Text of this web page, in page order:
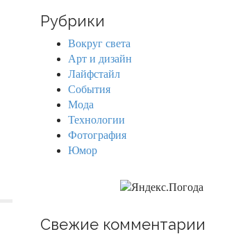
c
Рубрики
Вокруг света
Арт и дизайн
Лайфстайл
События
Мода
Технологии
Фотография
Юмор
Свежие комментарии